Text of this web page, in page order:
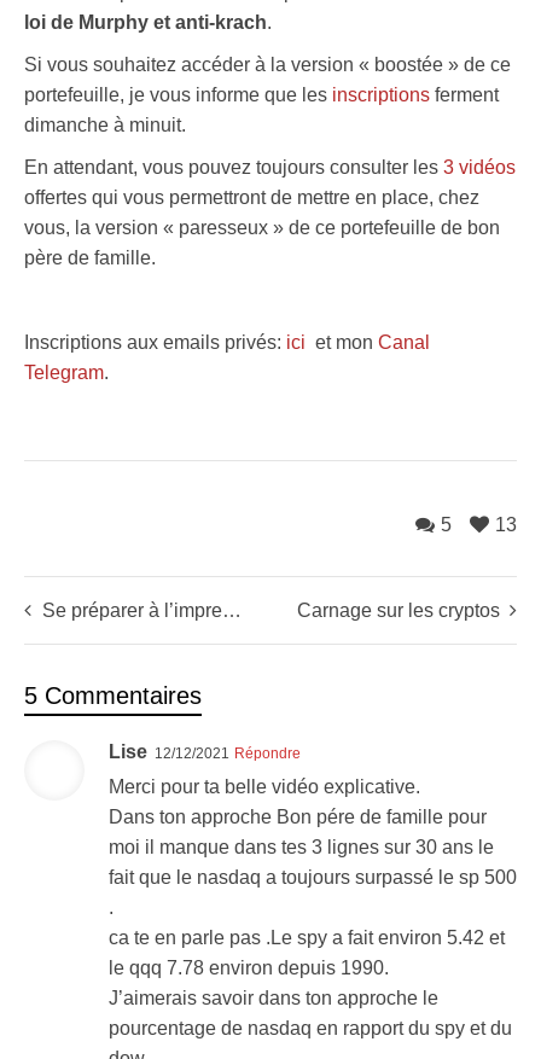
loi de Murphy et anti-krach.
Si vous souhaitez accéder à la version « boostée » de ce
portefeuille, je vous informe que les inscriptions ferment
dimanche à minuit.
En attendant, vous pouvez toujours consulter les 3 vidéos
offertes qui vous permettront de mettre en place, chez
vous, la version « paresseux » de ce portefeuille de bon
père de famille.
Inscriptions aux emails privés: ici et mon Canal
Telegram.
13
5
Se préparer à l’impressionnant effet janvier (sur les small caps) Carnage sur les cryptos
5 Commentaires
Lise 12/12/2021 Répondre
Merci pour ta belle vidéo explicative.
Dans ton approche Bon pére de famille pour
moi il manque dans tes 3 lignes sur 30 ans le
fait que le nasdaq a toujours surpassé le sp 500
.
ca te en parle pas .Le spy a fait environ 5.42 et
le qqq 7.78 environ depuis 1990.
J’aimerais savoir dans ton approche le
pourcentage de nasdaq en rapport du spy et du